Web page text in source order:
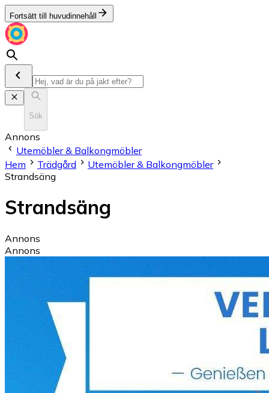
Fortsätt till huvudinnehåll
Sök
Annons
Utemöbler & Balkongmöbler
Hem
Trädgård
Utemöbler & Balkongmöbler
Strandsäng
Strandsäng
Annons
Annons